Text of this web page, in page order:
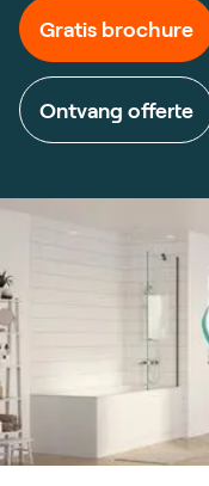
Gratis brochure
Ontvang offerte